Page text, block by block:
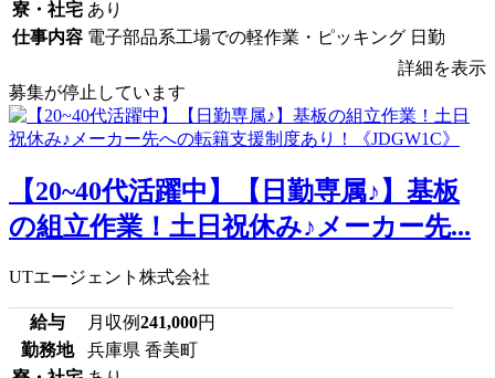
寮・社宅 あり
仕事内容 電子部品系工場での軽作業・ピッキング 日勤
詳細を表示
募集が停止しています
【20~40代活躍中】【日勤専属♪】基板
の組立作業！土日祝休み♪メーカー先...
UTエージェント株式会社
給与 月収例241,000円
勤務地
兵庫県 香美町